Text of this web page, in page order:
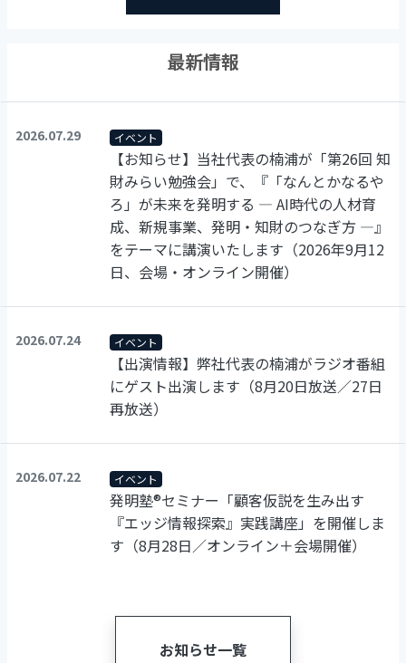
最新情報
2026.07.29 イベント
【お知らせ】当社代表の楠浦が「第26回 知
財みらい勉強会」で、『「なんとかなるや
ろ」が未来を発明する ― AI時代の人材育
成、新規事業、発明・知財のつなぎ方 ―』
をテーマに講演いたします（2026年9月12
日、会場・オンライン開催）
2026.07.24 イベント
【出演情報】弊社代表の楠浦がラジオ番組
にゲスト出演します（8月20日放送／27日
再放送）
2026.07.22 イベント
発明塾®セミナー「顧客仮説を生み出す
『エッジ情報探索』実践講座」を開催しま
す（8月28日／オンライン＋会場開催）
お知らせ一覧